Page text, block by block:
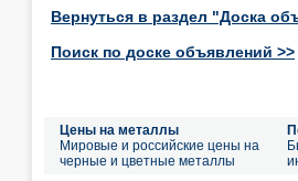
Вернуться в раздел "Доска
Поиск по доске объявлений >>
Цены на металлы
Мировые и российские цены на
черные и цветные металлы